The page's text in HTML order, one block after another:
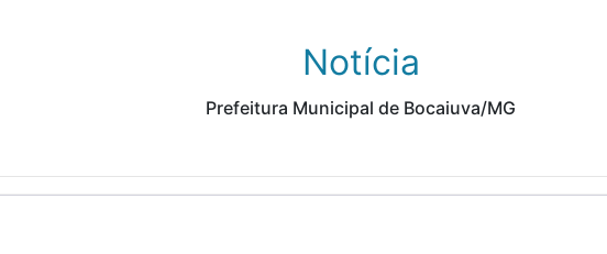
Notícia
Prefeitura Municipal de Bocaiuva/MG